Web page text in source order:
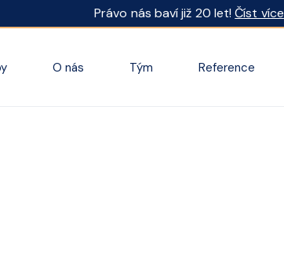
Právo nás baví již 20 let!Číst více
O nás Tým Reference